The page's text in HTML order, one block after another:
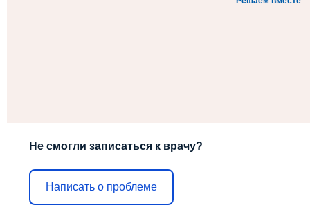
Не смогли записаться к врачу?
Написать о проблеме